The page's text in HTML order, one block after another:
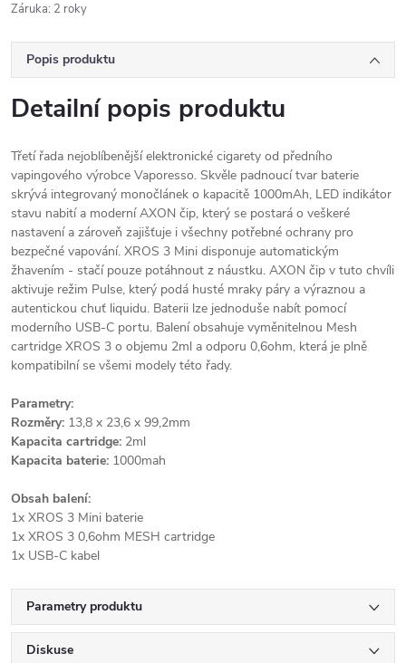
Záruka: 2 roky
Popis produktu
Detailní popis produktu
Třetí řada nejoblíbenější elektronické cigarety od předního
vapingového výrobce Vaporesso. Skvěle padnoucí tvar baterie
skrývá integrovaný monočlánek o kapacitě 1000mAh, LED indikátor
stavu nabití a moderní AXON čip, který se postará o veškeré
nastavení a zároveň zajišťuje i všechny potřebné ochrany pro
bezpečné vapování. XROS 3 Mini disponuje automatickým
žhavením - stačí pouze potáhnout z náustku. AXON čip v tuto chvíli
aktivuje režim Pulse, který podá husté mraky páry a výraznou a
autentickou chuť liquidu. Baterii lze jednoduše nabít pomocí
moderního USB-C portu. Balení obsahuje vyměnitelnou Mesh
cartridge XROS 3 o objemu 2ml a odporu 0,6ohm, která je plně
kompatibilní se všemi modely této řady.
Parametry:
Rozměry: 13,8 x 23,6 x 99,2mm
Kapacita cartridge: 2ml
Kapacita baterie: 1000mah
Obsah balení:
1x XROS 3 Mini baterie
1x XROS 3 0,6ohm MESH cartridge
1x USB-C kabel
Parametry produktu
Diskuse